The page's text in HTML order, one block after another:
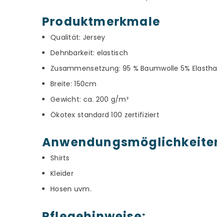
Produktmerkmale
Qualität: Jersey
Dehnbarkeit: elastisch
Zusammensetzung: 95 % Baumwolle 5%
Breite: 150cm
Gewicht: ca. 200 g/m²
Ökotex standard 100 zertifiziert
Shirts
Kleider
Hosen uvm.